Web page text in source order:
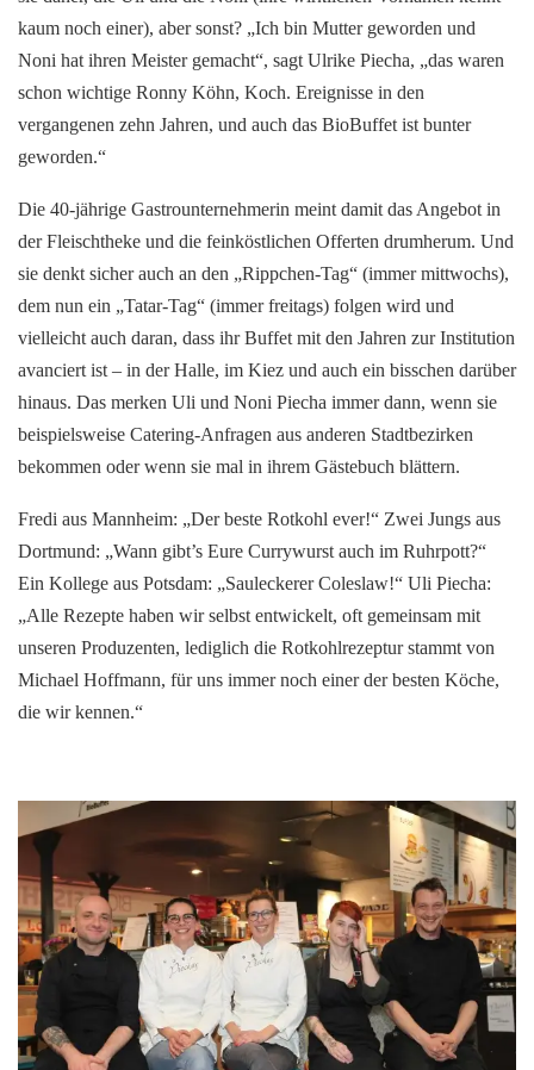
kaum noch einer), aber sonst? „Ich bin Mutter geworden und
Noni hat ihren Meister gemacht“, sagt Ulrike Piecha, „das waren
schon wichtige Ronny Köhn, Koch. Ereignisse in den
vergangenen zehn Jahren, und auch das BioBuffet ist bunter
geworden.“
Die 40-jährige Gastrounternehmerin meint damit das Angebot in
der Fleischtheke und die feinköstlichen Offerten drumherum. Und
sie denkt sicher auch an den „Rippchen-Tag“ (immer mittwochs),
dem nun ein „Tatar-Tag“ (immer freitags) folgen wird und
vielleicht auch daran, dass ihr Buffet mit den Jahren zur Institution
avanciert ist – in der Halle, im Kiez und auch ein bisschen darüber
hinaus. Das merken Uli und Noni Piecha immer dann, wenn sie
beispielsweise Catering-Anfragen aus anderen Stadtbezirken
bekommen oder wenn sie mal in ihrem Gästebuch blättern.
Fredi aus Mannheim: „Der beste Rotkohl ever!“ Zwei Jungs aus
Dortmund: „Wann gibt’s Eure Currywurst auch im Ruhrpott?“
Ein Kollege aus Potsdam: „Sauleckerer Coleslaw!“ Uli Piecha:
„Alle Rezepte haben wir selbst entwickelt, oft gemeinsam mit
unseren Produzenten, lediglich die Rotkohlrezeptur stammt von
Michael Hoffmann, für uns immer noch einer der besten Köche,
die wir kennen.“